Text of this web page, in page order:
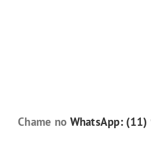
Chame no WhatsApp: